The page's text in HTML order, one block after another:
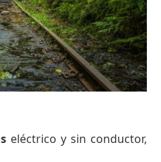
eléctrico y sin conductor,